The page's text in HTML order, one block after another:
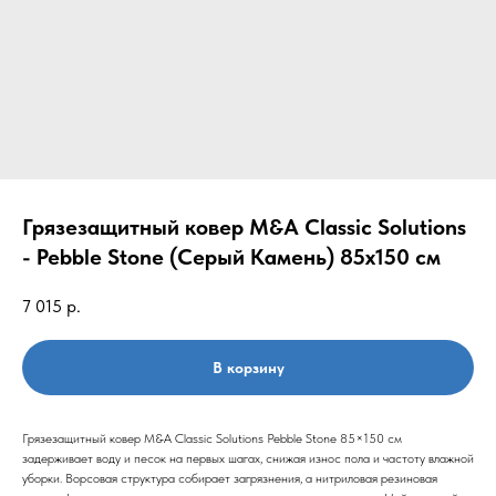
Грязезащитный ковер M&A Classic Solutions
- Pebble Stone (Серый Камень) 85х150 см
7 015 р.
В корзину
Грязезащитный ковер M&A Classic Solutions Pebble Stone 85×150 см
задерживает воду и песок на первых шагах, снижая износ пола и частоту влажной
уборки. Ворсовая структура собирает загрязнения, а нитриловая резиновая